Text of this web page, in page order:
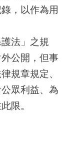
，以作為用
法」之規
公開，但事
規章規定、
眾利益、為
限。